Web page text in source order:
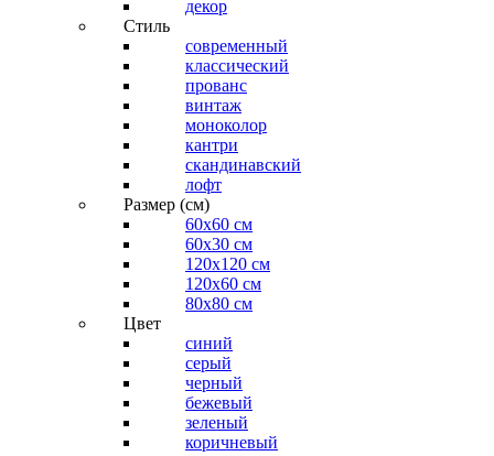
декор
Стиль
современный
классический
прованс
винтаж
моноколор
кантри
скандинавский
лофт
Размер (см)
60х60 см
60x30 см
120x120 см
120x60 см
80x80 см
Цвет
синий
серый
черный
бежевый
зеленый
коричневый